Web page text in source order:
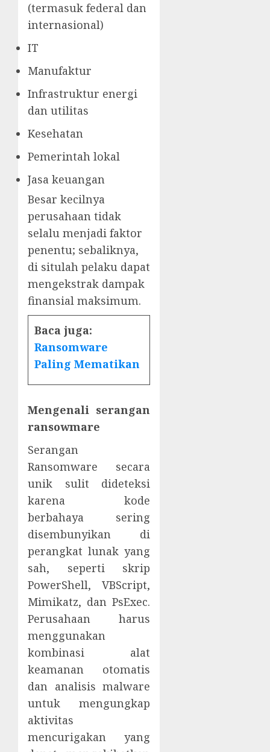
(termasuk federal dan
internasional)
IT
Manufaktur
Infrastruktur energi
dan utilitas
Kesehatan
Pemerintah lokal
Jasa keuangan
Besar kecilnya
perusahaan tidak
selalu menjadi faktor
penentu; sebaliknya,
di situlah pelaku dapat
mengekstrak dampak
finansial maksimum.
Baca juga:
Ransomware
Paling Mematikan
Mengenali serangan
ransowmare
Serangan
Ransomware secara
unik sulit dideteksi
karena kode
berbahaya sering
disembunyikan di
perangkat lunak yang
sah, seperti skrip
PowerShell, VBScript,
Mimikatz, dan PsExec.
Perusahaan harus
menggunakan
kombinasi alat
keamanan otomatis
dan analisis malware
untuk mengungkap
aktivitas
mencurigakan yang